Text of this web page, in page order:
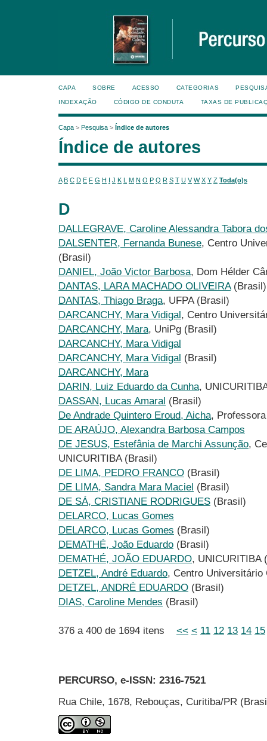
CAPA SOBRE ACESSO CATEGORIAS
INDEXAÇÃO CÓDIGO DE CONDUTA TAXAS DE
Capa > Pesquisa > Índice de autores
Índice de autores
A B C D E F G H I J K L M N O P Q R S T U V W X Y Z Toda(o)s
D
DALLEGRAVE, Caroline Alessandra Tabora
DALSENTER, Fernanda Bunese, Centro
(Brasil)
DANIEL, João Victor Barbosa, Dom Hélder
DANTAS, LARA MACHADO OLIVEIRA(Brasil)
DANTAS, Thiago Braga, UFPA (Brasil)
DARCANCHY, Mara Vidigal, Centro
DARCANCHY, Mara, UniPg (Brasil)
DARCANCHY, Mara Vidigal
DARCANCHY, Mara Vidigal (Brasil)
DARCANCHY, Mara
DARIN, Luiz Eduardo da Cunha,
DASSAN, Lucas Amaral (Brasil)
De Andrade Quintero Eroud, Aicha,
DE ARAÚJO, Alexandra Barbosa Campos
DE JESUS, Estefânia de Marchi Assunção,
UNICURITIBA (Brasil)
DE LIMA, PEDRO FRANCO (Brasil)
DE LIMA, Sandra Mara Maciel (Brasil)
DE SÁ, CRISTIANE RODRIGUES (Brasil)
DELARCO, Lucas Gomes
DELARCO, Lucas Gomes (Brasil)
DEMATHÉ, João Eduardo (Brasil)
DEMATHÉ, JOÃO EDUARDO, UNICURITIBA
DETZEL, André Eduardo, Centro
DETZEL, ANDRÉ EDUARDO (Brasil)
DIAS, Caroline Mendes (Brasil)
376 a 400 de 1694 itens << < 11 12 13 14 15
PERCURSO, e-ISSN: 2316-7521
Rua Chile, 1678, Rebouças, Curitiba/PR